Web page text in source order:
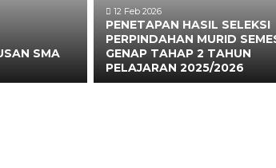
SMA
12 Feb 2026
PENETAPAN HASIL SELEKSI
PERPINDAHAN MURID
GENAP TAHAP 2 TAHUN
PELAJARAN 2025/2026